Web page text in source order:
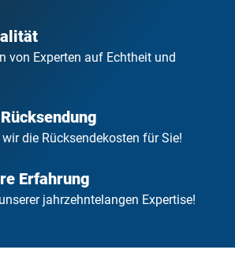
von Experten auf Echtheit und
die Rücksendekosten für Sie!
Erfahrung
jahrzehntelangen Expertise!